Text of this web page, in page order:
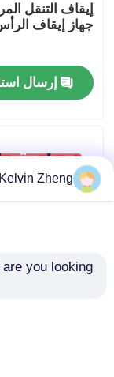
فيديوهات
حولنا
مراقبة الجودة
أخبار
إيقاف التنقل
جهاز إيقاف
إرسال
Kelvin Zheng
you looking